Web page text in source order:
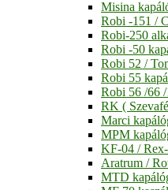
Misina
Robi -151 /
Robi-250
Robi -50
Robi 52 /
Robi 55
Robi 56 /66
RK (
Marci
MPM
KF-04 /
Aratrum /
MTD